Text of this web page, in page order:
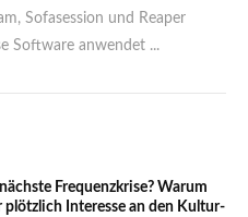
und Reaper
Software anwendet ...
Frequenzkrise? Warum
plötzlich Inte­resse an den Kultur­